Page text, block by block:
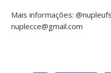
Mais informações:
nuplecce@gmail.com